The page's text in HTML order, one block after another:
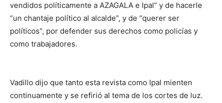
vendidos políticamente a AZAGALA e Ipal” y de hacerle
“un chantaje político al alcalde”, y de “querer ser
políticos”, por defender sus derechos como policías y
como trabajadores.
Vadillo dijo que tanto esta revista como Ipal mienten
continuamente y se refirió al tema de los cortes de luz.